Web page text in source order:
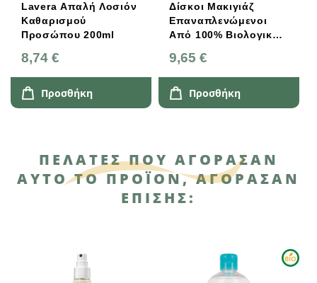
Lavera Απαλή Λοσιόν
Καθαρισμού
Προσώπου 200ml
8,74 €
Προσθήκη
Δίσκοι Μακιγιάζ
Επαναπλενώμενοι
Από 100% Βιολογικό
9,65 €
Προσθήκη
ΠΕΛΆΤΕΣ ΠΟΥ ΑΓΌΡΑΣΑΝ
ΑΥΤΌ ΤΟ ΠΡΟΪΌΝ, ΑΓΌΡΑΣΑΝ
ΕΠΊΣΗΣ: